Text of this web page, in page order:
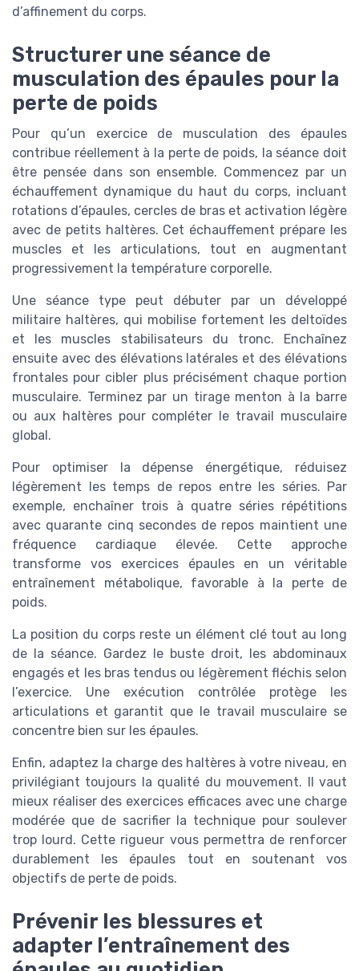
d’affinement du corps.
Structurer une séance de
musculation des épaules pour la
perte de poids
Pour qu’un exercice de musculation des épaules
contribue réellement à la perte de poids, la séance doit
être pensée dans son ensemble. Commencez par un
échauffement dynamique du haut du corps, incluant
rotations d’épaules, cercles de bras et activation légère
avec de petits haltères. Cet échauffement prépare les
muscles et les articulations, tout en augmentant
progressivement la température corporelle.
Une séance type peut débuter par un développé
militaire haltères, qui mobilise fortement les deltoïdes
et les muscles stabilisateurs du tronc. Enchaînez
ensuite avec des élévations latérales et des élévations
frontales pour cibler plus précisément chaque portion
musculaire. Terminez par un tirage menton à la barre
ou aux haltères pour compléter le travail musculaire
global.
Pour optimiser la dépense énergétique, réduisez
légèrement les temps de repos entre les séries. Par
exemple, enchaîner trois à quatre séries répétitions
avec quarante cinq secondes de repos maintient une
fréquence cardiaque élevée. Cette approche
transforme vos exercices épaules en un véritable
entraînement métabolique, favorable à la perte de
poids.
La position du corps reste un élément clé tout au long
de la séance. Gardez le buste droit, les abdominaux
engagés et les bras tendus ou légèrement fléchis selon
l’exercice. Une exécution contrôlée protège les
articulations et garantit que le travail musculaire se
concentre bien sur les épaules.
Enfin, adaptez la charge des haltères à votre niveau, en
privilégiant toujours la qualité du mouvement. Il vaut
mieux réaliser des exercices efficaces avec une charge
modérée que de sacrifier la technique pour soulever
trop lourd. Cette rigueur vous permettra de renforcer
durablement les épaules tout en soutenant vos
objectifs de perte de poids.
Prévenir les blessures et
adapter l’entraînement des